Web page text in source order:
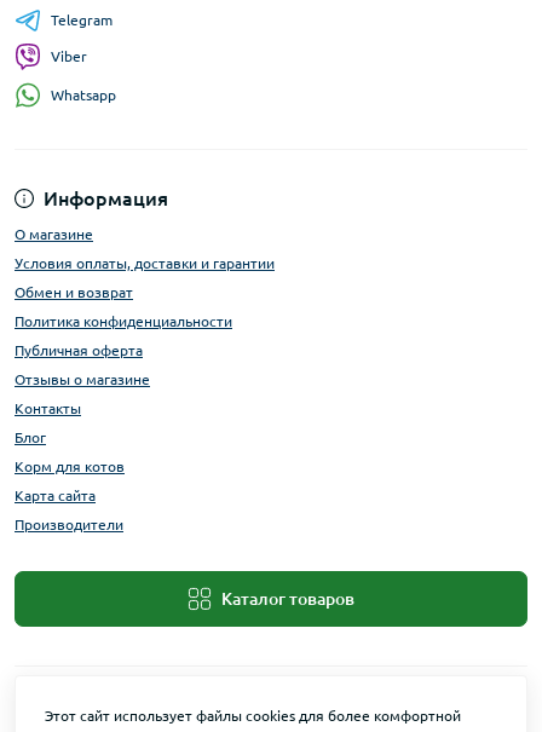
Информация
О магазине
Условия оплаты, доставки и гарантии
Обмен и возврат
Политика конфиденциальности
Публичная оферта
Отзывы о магазине
Контакты
Блог
Корм для котов
Карта сайта
Производители
Каталог товаров
Telegram
Viber
Whatsapp
Этот сайт использует файлы cookies для более комфортной